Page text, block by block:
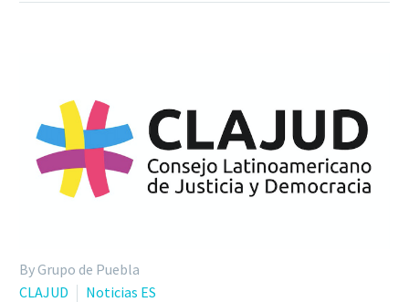
By Grupo de Puebla
CLAJUD
Noticias ES